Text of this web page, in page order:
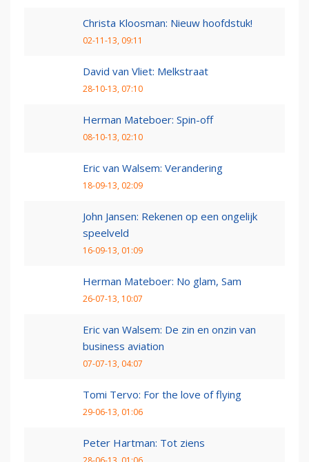
Christa Kloosman: Nieuw hoofdstuk!
02-11-13, 09:11
David van Vliet: Melkstraat
28-10-13, 07:10
Herman Mateboer: Spin-off
08-10-13, 02:10
Eric van Walsem: Verandering
18-09-13, 02:09
John Jansen: Rekenen op een ongelijk
speelveld
16-09-13, 01:09
Herman Mateboer: No glam, Sam
26-07-13, 10:07
Eric van Walsem: De zin en onzin van
business aviation
07-07-13, 04:07
Tomi Tervo: For the love of flying
29-06-13, 01:06
Peter Hartman: Tot ziens